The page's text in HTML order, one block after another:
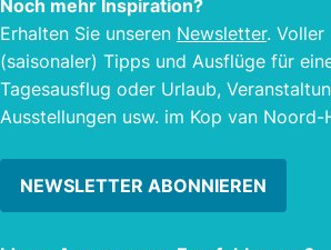
Sitzplätze und eignet sich auch
gut für Ihre Familien- oder
Geschäftsfeier.
Noch mehr Inspiration?
Erhalten Sie unseren Newsletter. Voller
(saisonaler) Tipps und Ausflüge für
Tagesausflug oder Urlaub,
Ausstellungen usw. im Kop van Noord-
NEWSLETTER ABONNIEREN